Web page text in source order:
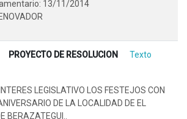
13/11/2014
PROYECTO DE RESOLUCION
Texto
LEGISLATIVO LOS FESTEJOS CON
DE LA LOCALIDAD DE EL
BERAZATEGUI..